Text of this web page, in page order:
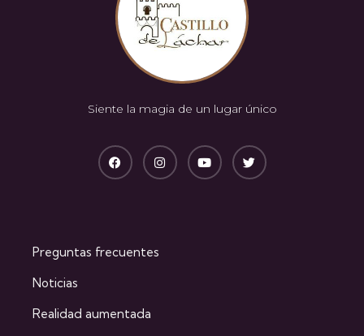
Siente la magia de un lugar único
Preguntas frecuentes
Noticias
Realidad aumentada